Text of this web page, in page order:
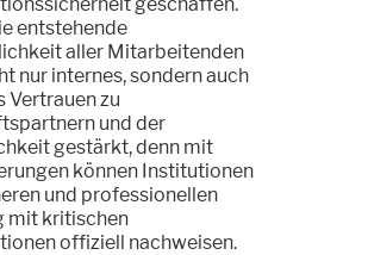
entstehende
aller Mitarbeitenden
nur internes, sondern auch
Vertrauen zu
und der
gestärkt, denn mit
können Institutionen
und professionellen
mit kritischen
offiziell nachweisen.